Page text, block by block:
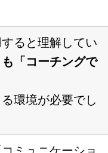
ると理解してい
「コーチングで
環境が必要でし